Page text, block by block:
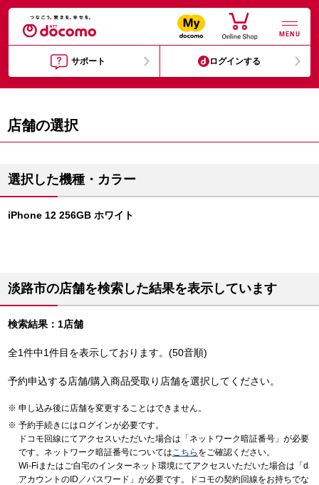
MENU
サポート ログインする
店舗の選択
選択した機種・カラー
iPhone 12 256GB ホワイト
淡路市の店舗を検索した結果を表示しています
検索結果：1店舗
全1件中1件目を表示しております。(50音順)
予約申込する店舗/購入商品受取り店舗を選択してください。
申し込み後に店舗を変更することはできません。
予約手続きにはログインが必要です。
ドコモ回線にてアクセスいただいた場合は「ネットワーク暗証番号」が必要
です。ネットワーク暗証番号についてはこちら をご確認ください。
Wi-Fiまたはご自宅のインターネット環境にてアクセスいただいた場合は「d
アカウントのID／パスワード」が必要です。ドコモの契約回線をお持ちでな